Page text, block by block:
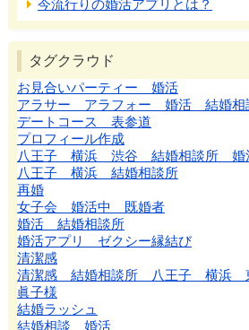
今流行りの婚活アプリとは？
タグクラウド
お見合いパーティー 婚活
アラサー アラフォー 婚活 結婚
デートコース 表参道
プロフィール作成
八王子 横浜 渋谷 結婚相談所 婚
八王子 横浜 結婚相談所
再婚
女子会 婚活中 既婚者
婚活 結婚相談所
婚活アプリ ゼクシー縁結び
清潔感
清潔感 結婚相談所 八王子 横浜
眞子様
結婚ラッシュ
結婚相談 婚活